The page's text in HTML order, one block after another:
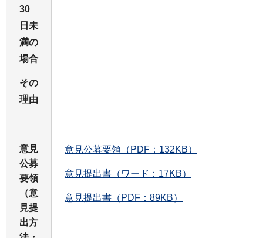
30
日未
満の
場合
その
理由
意見
公募
要領
（意
見提
出方
意見公募要領（PDF：132KB）
意見提出書（ワード：17KB）
意見提出書（PDF：89KB）